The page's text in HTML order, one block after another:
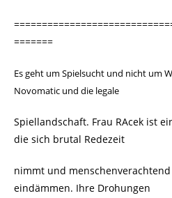
=======
Es geht um Spielsucht und nicht um
Novomatic und die legale
Spiellandschaft. Frau RAcek ist
die sich brutal Redezeit
nimmt und
eindämmen. Ihre Drohungen